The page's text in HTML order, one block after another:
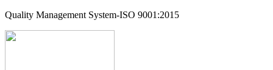
Quality Management System-ISO 9001:2015